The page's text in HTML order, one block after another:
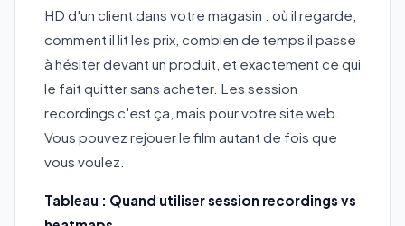
HD d'un client dans votre magasin : où il regarde,
comment il lit les prix, combien de temps il passe
à hésiter devant un produit, et exactement ce qui
le fait quitter sans acheter. Les session
recordings c'est ça, mais pour votre site web.
Vous pouvez rejouer le film autant de fois que
vous voulez.
Tableau : Quand utiliser session recordings vs